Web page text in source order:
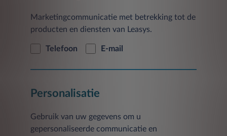
Marketingcommunicatie met betrekking tot de
producten en diensten van Leasys.
Telefoon E-mail
Personalisatie
Gebruik van uw gegevens om u
gepersonaliseerde communicatie en